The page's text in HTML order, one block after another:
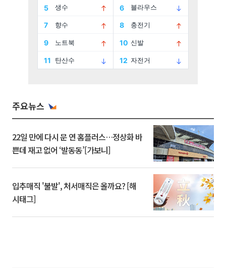
주요뉴스
22일 만에 다시 문 연 홈플러스…정상화 바
쁜데 재고 없어 ‘발동동’[가보니]
입추매직 '불발', 처서매직은 올까요? [해
시태그]